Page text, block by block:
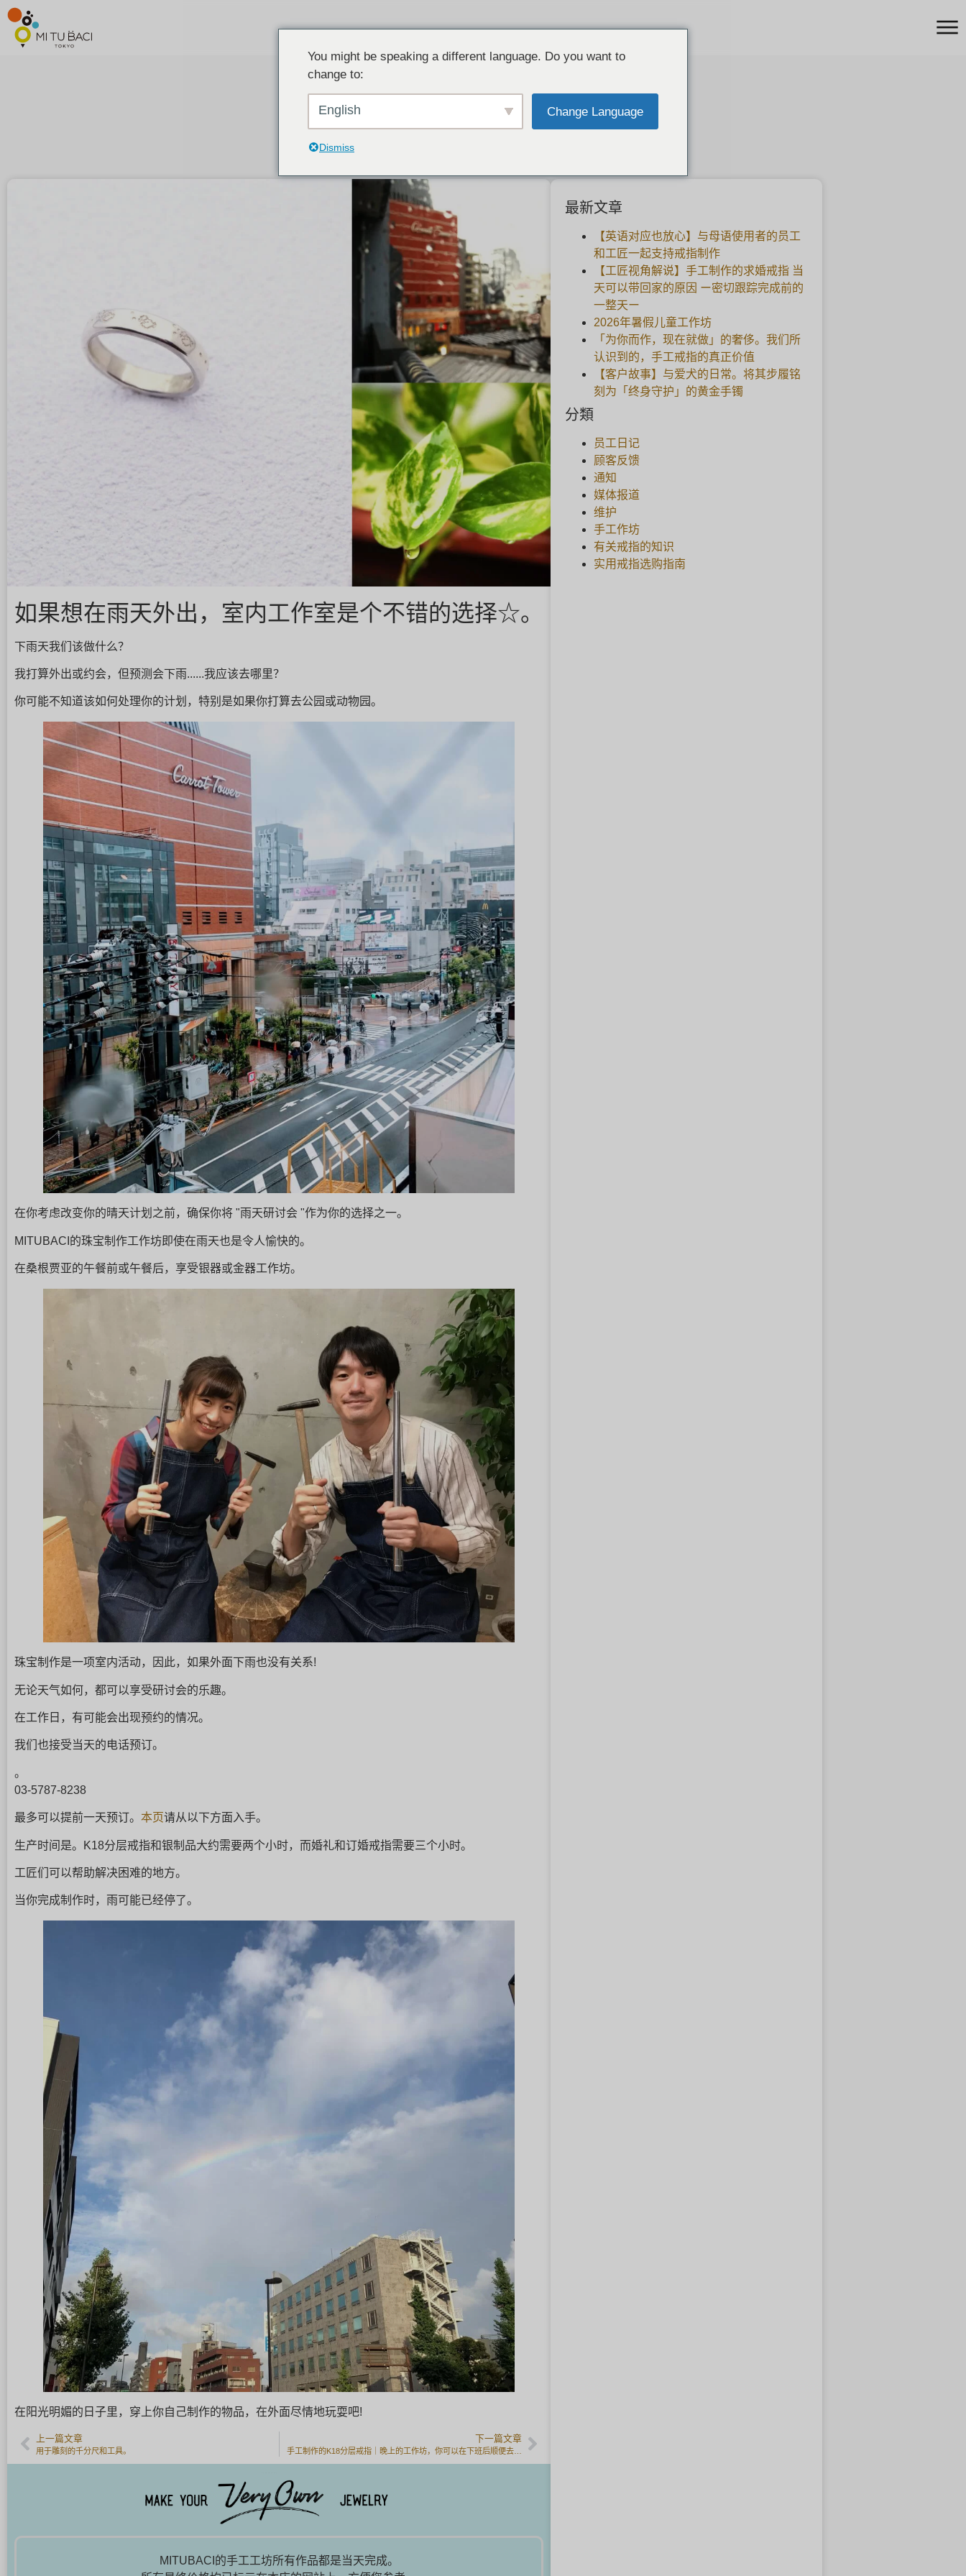
下雨天的工房
如果想在雨天外出，室内工作室是个不错的选择☆。
下雨天我们该做什么？
我打算外出或约会，但预测会下雨......我应该去哪里？
你可能不知道该如何处理你的计划，特别是如果你打算去公园或动物园。
在你考虑改变你的晴天计划之前，确保你将 "雨天研讨会 "作为你的选择之一。
MITUBACI的珠宝制作工作坊即使在雨天也是令人愉快的。
在桑根贾亚的午餐前或午餐后，享受银器或金器工作坊。
珠宝制作是一项室内活动，因此，如果外面下雨也没有关系!
无论天气如何，都可以享受研讨会的乐趣。
在工作日，有可能会出现预约的情况。
我们也接受当天的电话预订。
。
03-5787-8238
最多可以提前一天预订。 本页请从以下方面入手。
生产时间是。 K18分层戒指和银制品大约需要两个小时，而婚礼和订婚戒指需要三个小时。
工匠们可以帮助解决困难的地方。
当你完成制作时，雨可能已经停了。
在阳光明媚的日子里，穿上你自己制作的物品，在外面尽情地玩耍吧!
上一篇文章
用于雕刻的千分尺和工具。
下一篇文章
手工制作的K18分层戒指｜晚上的工作坊，你可以在下班后顺便去看看。
MITUBACI的手工工坊所有作品都是当天完成。
最新文章
【英语对应也放心】与母语使用者的员工
和工匠一起支持戒指制作
【工匠视角解说】手工制作的求婚戒指 当
天可以带回家的原因 ー密切跟踪完成前的
一整天ー
2026年暑假儿童工作坊
「为你而作，现在就做」的奢侈。我们所
认识到的，手工戒指的真正价值
【客户故事】与爱犬的日常。将其步履铭
刻为「终身守护」的黄金手镯
分類
员工日记
顾客反馈
通知
媒体报道
维护
手工作坊
有关戒指的知识
实用戒指选购指南
You might be speaking a different language. Do you want to
change to:
English Change Language
Dismiss